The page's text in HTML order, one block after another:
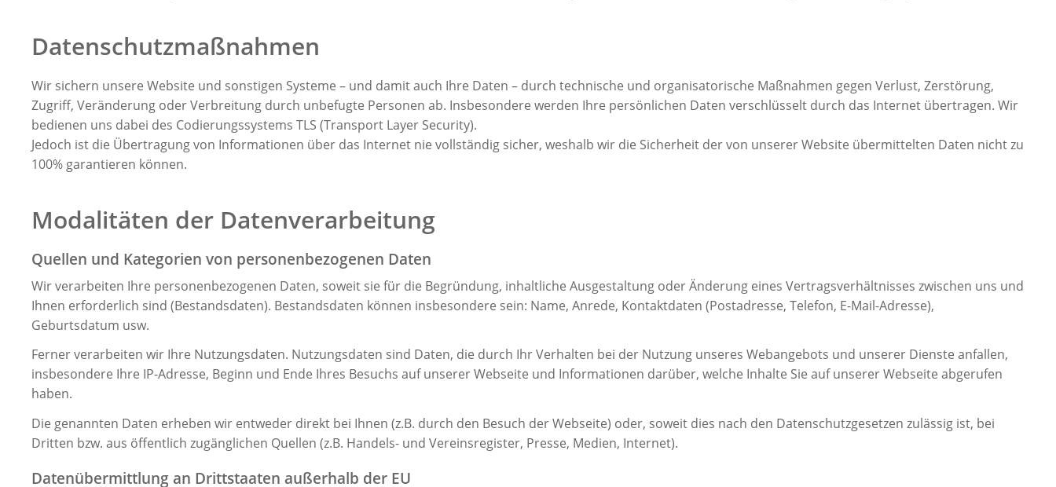
Datenschutzmaßnahmen
Wir sichern unsere Website und sonstigen Systeme – und damit auch Ihre Daten – durch technische und organisatorische Maßnahmen gegen Verlust, Zerstörung,
Zugriff, Veränderung oder Verbreitung durch unbefugte Personen ab. Insbesondere werden Ihre persönlichen Daten verschlüsselt durch das Internet übertragen. Wir
bedienen uns dabei des Codierungssystems TLS (Transport Layer Security).
Jedoch ist die Übertragung von Informationen über das Internet nie vollständig sicher, weshalb wir die Sicherheit der von unserer Website übermittelten Daten nicht zu
100% garantieren können.
Modalitäten der Datenverarbeitung
Quellen und Kategorien von personenbezogenen Daten
Wir verarbeiten Ihre personenbezogenen Daten, soweit sie für die Begründung, inhaltliche Ausgestaltung oder Änderung eines Vertragsverhältnisses zwischen uns und
Ihnen erforderlich sind (Bestandsdaten). Bestandsdaten können insbesondere sein: Name, Anrede, Kontaktdaten (Postadresse, Telefon, E-Mail-Adresse),
Geburtsdatum usw.
Ferner verarbeiten wir Ihre Nutzungsdaten. Nutzungsdaten sind Daten, die durch Ihr Verhalten bei der Nutzung unseres Webangebots und unserer Dienste anfallen,
insbesondere Ihre IP-Adresse, Beginn und Ende Ihres Besuchs auf unserer Webseite und Informationen darüber, welche Inhalte Sie auf unserer Webseite abgerufen
haben.
Die genannten Daten erheben wir entweder direkt bei Ihnen (z.B. durch den Besuch der Webseite) oder, soweit dies nach den Datenschutzgesetzen zulässig ist, bei
Dritten bzw. aus öffentlich zugänglichen Quellen (z.B. Handels- und Vereinsregister, Presse, Medien, Internet).
Datenübermittlung an Drittstaaten außerhalb der EU